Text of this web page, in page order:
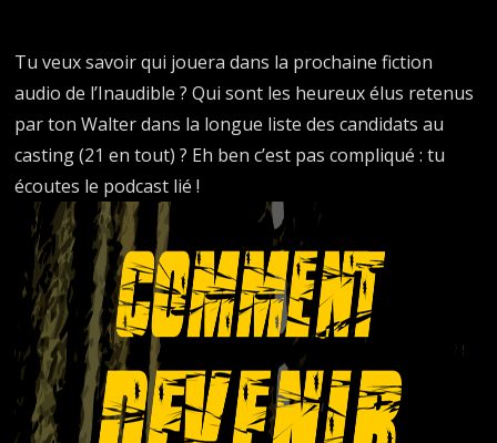
Tu veux savoir qui jouera dans la prochaine fiction
audio de l’Inaudible ? Qui sont les heureux élus retenus
par ton Walter dans la longue liste des candidats au
casting (21 en tout) ? Eh ben c’est pas compliqué : tu
écoutes le podcast lié !